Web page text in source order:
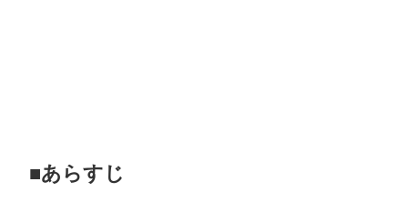
■あらすじ